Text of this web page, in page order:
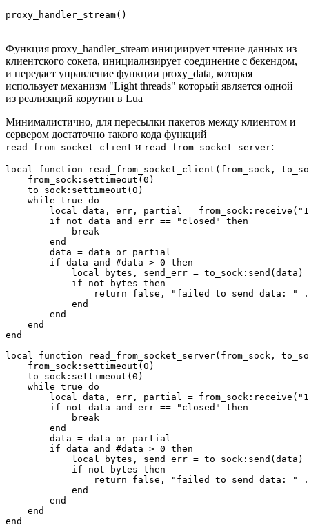
proxy_handler_stream()
Функция proxy_handler_stream инициирует чтение данных из
клиентского сокета, инициализирует соединение с бекендом,
и передает управление функции proxy_data, которая
использует механизм "Light threads" который является одной
из реализаций корутин в Lua
Минималистично, для пересылки пакетов между клиентом и
сервером достаточно такого кода функций
read_from_socket_client и read_from_socket_server:
local function read_from_socket_client(from_sock,
    from_sock:settimeout(0)
    to_sock:settimeout(0)
    while true do
local data, err, partial =
        if not data and err == "closed" then
            break
        end
        data = data or partial
        if data and #data > 0 then
            local bytes, send_err = to_sock:send(data)
            if not bytes then
return false, "failed to send data: "
            end
        end
    end
end
local function read_from_socket_server(from_sock,
    from_sock:settimeout(0)
    to_sock:settimeout(0)
    while true do
local data, err, partial =
        if not data and err == "closed" then
            break
        end
        data = data or partial
        if data and #data > 0 then
            local bytes, send_err = to_sock:send(data)
            if not bytes then
return false, "failed to send data: "
            end
        end
    end
end